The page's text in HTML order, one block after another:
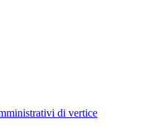
di vertice